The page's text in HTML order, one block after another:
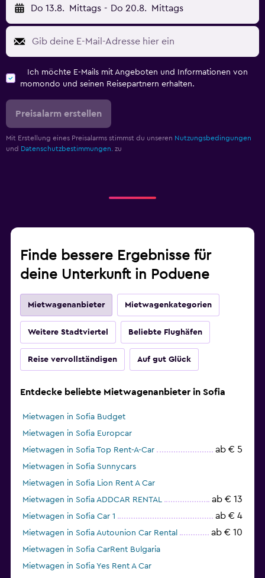
Do 13.8. Mittags - Do 20.8. Mittags
Ich möchte E-Mails mit Angeboten und Informationen von
momondo und seinen Reisepartnern erhalten.
Preisalarm erstellen
Mit Erstellung eines Preisalarms stimmst du unseren Nutzungsbedingungen
und Datenschutzbestimmungen. zu
Finde bessere Ergebnisse für
deine Unterkunft in Poduene
Mietwagenanbieter Mietwagenkategorien
Weitere Stadtviertel Beliebte Flughäfen
Reise vervollständigen Auf gut Glück
Entdecke beliebte Mietwagenanbieter in Sofia
Mietwagen in Sofia Budget
Mietwagen in Sofia Europcar
Mietwagen in Sofia Top Rent-A-Car
ab € 5
Mietwagen in Sofia Sunnycars
Mietwagen in Sofia Lion Rent A Car
Mietwagen in Sofia ADDCAR RENTAL
ab € 13
Mietwagen in Sofia Car 1 ab € 4
Mietwagen in Sofia Autounion Car Rental ab € 10
Mietwagen in Sofia CarRent Bulgaria
Mietwagen in Sofia Yes Rent A Car